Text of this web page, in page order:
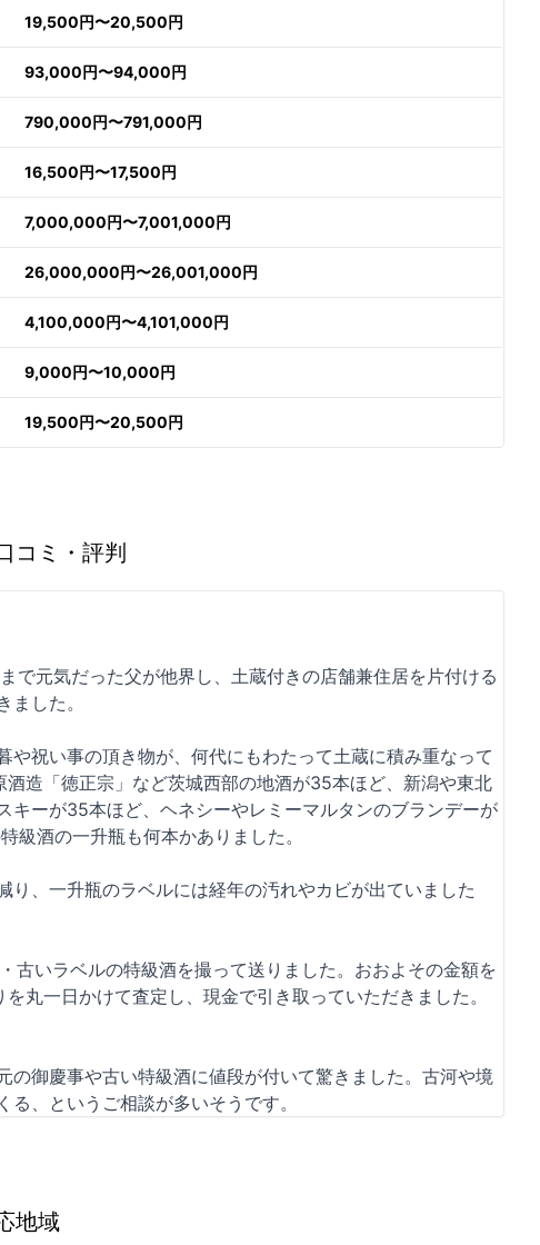
19,500円〜20,500円
93,000円〜94,000円
790,000円〜791,000円
16,500円〜17,500円
7,000,000円〜7,001,000円
26,000,000円〜26,001,000円
4,100,000円〜4,101,000円
9,000円〜10,000円
19,500円〜20,500円
コミ・評判
で元気だった父が他界し、土蔵付きの店舗兼住居を片付ける
した。
祝い事の頂き物が、何代にもわたって土蔵に積み重なって
造「徳正宗」など茨城西部の地酒が35本ほど、新潟や東北
ーが35本ほど、ヘネシーやレミーマルタンのブランデーが
級酒の一升瓶も何本かありました。
、一升瓶のラベルには経年の汚れやカビが出ていました
古いラベルの特級酒を撮って送りました。おおよその金額を
丸一日かけて査定し、現金で引き取っていただきました。
御慶事や古い特級酒に値段が付いて驚きました。古河や境
、というご相談が多いそうです。
地域